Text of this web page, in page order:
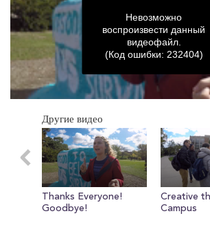
seconds
seconds
Невозможно
воспроизвести данный
видеофайл.
(Код ошибки: 232404)
Другие видео
Thanks Everyone!
Goodbye!
Creative
Campus